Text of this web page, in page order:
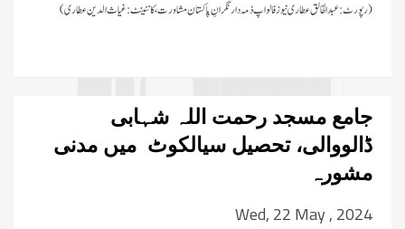
(رپورٹ:عبدالخالق عطاری نیوز فالو اپ ذمہ دار نگرانِ پاکستان مشاورت، کانٹینٹ:غیاث الدین عطاری)
جامع مسجد رحمت اللہ شہابی
ڈالووالی، تحصیل سیالکوٹ میں مدنی
مشورہ
Wed, 22 May , 2024